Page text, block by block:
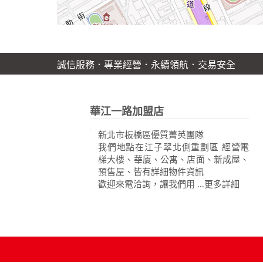
誠信服務．專業經營．永續領航．交易安全
華江一路加盟店
新北市板橋區優質菁英團隊
我們地點在江子翠北側重劃區 經營電
梯大樓、華廈、公寓、店面、新成屋、
預售屋、皆有詳細物件資訊
歡迎來電洽詢，讓我們用 ...更多詳細